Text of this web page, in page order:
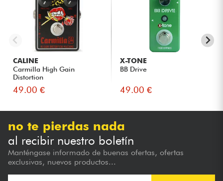
CALINE
Carmilla High Gain
Distortion
49.00 €
X-TONE
BB Drive
49.00 €
no te pierdas nada
al recibir nuestro boletín
Manténgase informado de buenas ofertas, ofertas
exclusivas, nuevos productos...